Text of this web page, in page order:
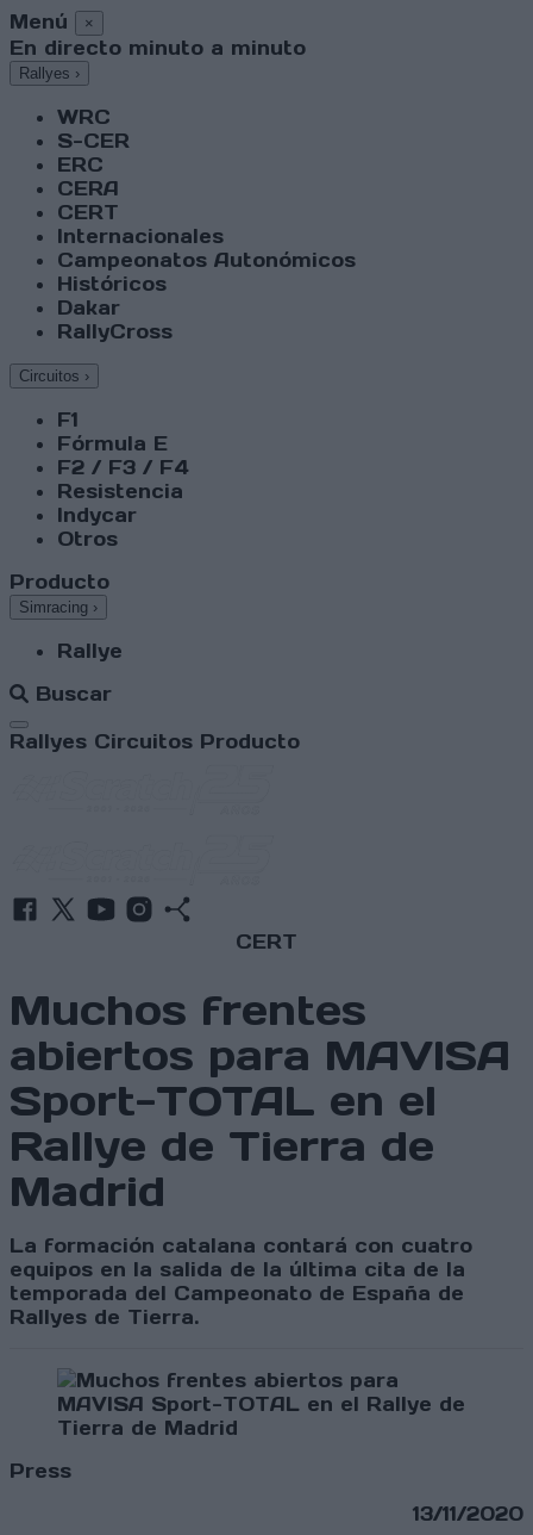
Menú ×
En directo minuto a minuto
Rallyes ›
WRC
S-CER
ERC
CERA
CERT
Internacionales
Campeonatos Autonómicos
Históricos
Dakar
RallyCross
Circuitos ›
F1
Fórmula E
F2 / F3 / F4
Resistencia
Indycar
Otros
Producto
Simracing ›
Rallye
Buscar
Abrir menú
Rallyes Circuitos Producto
CERT
Muchos frentes
abiertos para MAVISA
Sport-TOTAL en el
Rallye de Tierra de
Madrid
La formación catalana contará con cuatro
equipos en la salida de la última cita de la
temporada del Campeonato de España de
Rallyes de Tierra.
Press
13/11/2020